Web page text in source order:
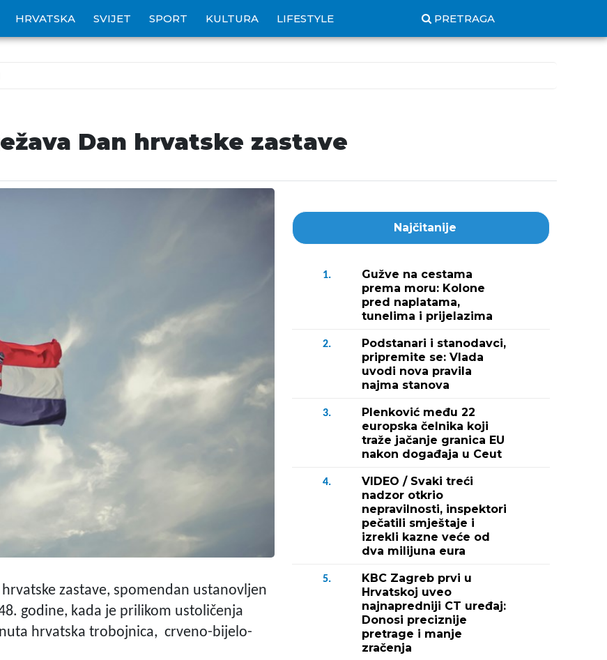
HRVATSKA SVIJET SPORT KULTURA LIFESTYLE PRETRAGA
Dan hrvatske zastave
zastave, spomendan ustanovljen
godine, kada je prilikom ustoličenja
hrvatska trobojnica, crveno-bijelo-
Najčitanije
1.
Gužve na cestama
prema moru: Kolone
pred naplatama,
tunelima i prijelazima
2.
Podstanari i stanodavci,
pripremite se: Vlada
uvodi nova pravila
najma stanova
3.
Plenković među 22
europska čelnika koji
traže jačanje granica EU
nakon događaja u Ceut
4.
VIDEO / Svaki treći
nadzor otkrio
nepravilnosti, inspektori
pečatili smještaje i
izrekli kazne veće od
dva milijuna eura
5.
KBC Zagreb prvi u
Hrvatskoj uveo
najnapredniji CT uređaj:
Donosi preciznije
pretrage i manje
zračenja